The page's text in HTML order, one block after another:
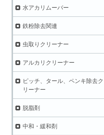
水アカリムーバー
鉄粉除去関連
虫取りクリーナー
アルカリクリーナー
ピッチ、タール、ペンキ除去ク
リーナー
脱脂剤
中和・緩和剤